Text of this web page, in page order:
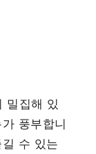
밀집해 있
풍부합니
수 있는